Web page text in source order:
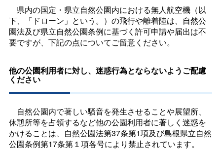
県内の国定・県立自然公園内における無人航空機（以
下、「ドローン」という。）の飛行や離着陸は、自然公
園法及び県立自然公園条例に基づく許可申請や届出は不
要ですが、下記の点についてご留意ください。
他の公園利用者に対し、迷惑行為とならないようご配慮
ください
自然公園内で著しい騒音を発生させることや展望所、
休憩所等を占領するなど他の公園利用者に著しく迷惑を
かけることは、自然公園法第37条第1項及び島根県立自然
公園条例第17条第１項各号により禁止されています。